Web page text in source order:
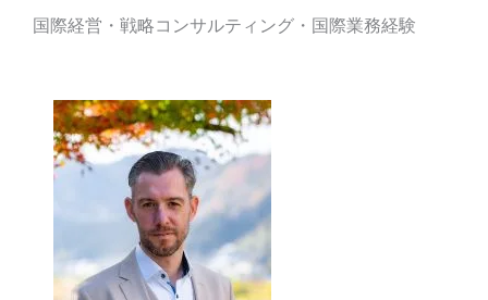
国際経営・戦略コンサルティング・国際業務経験